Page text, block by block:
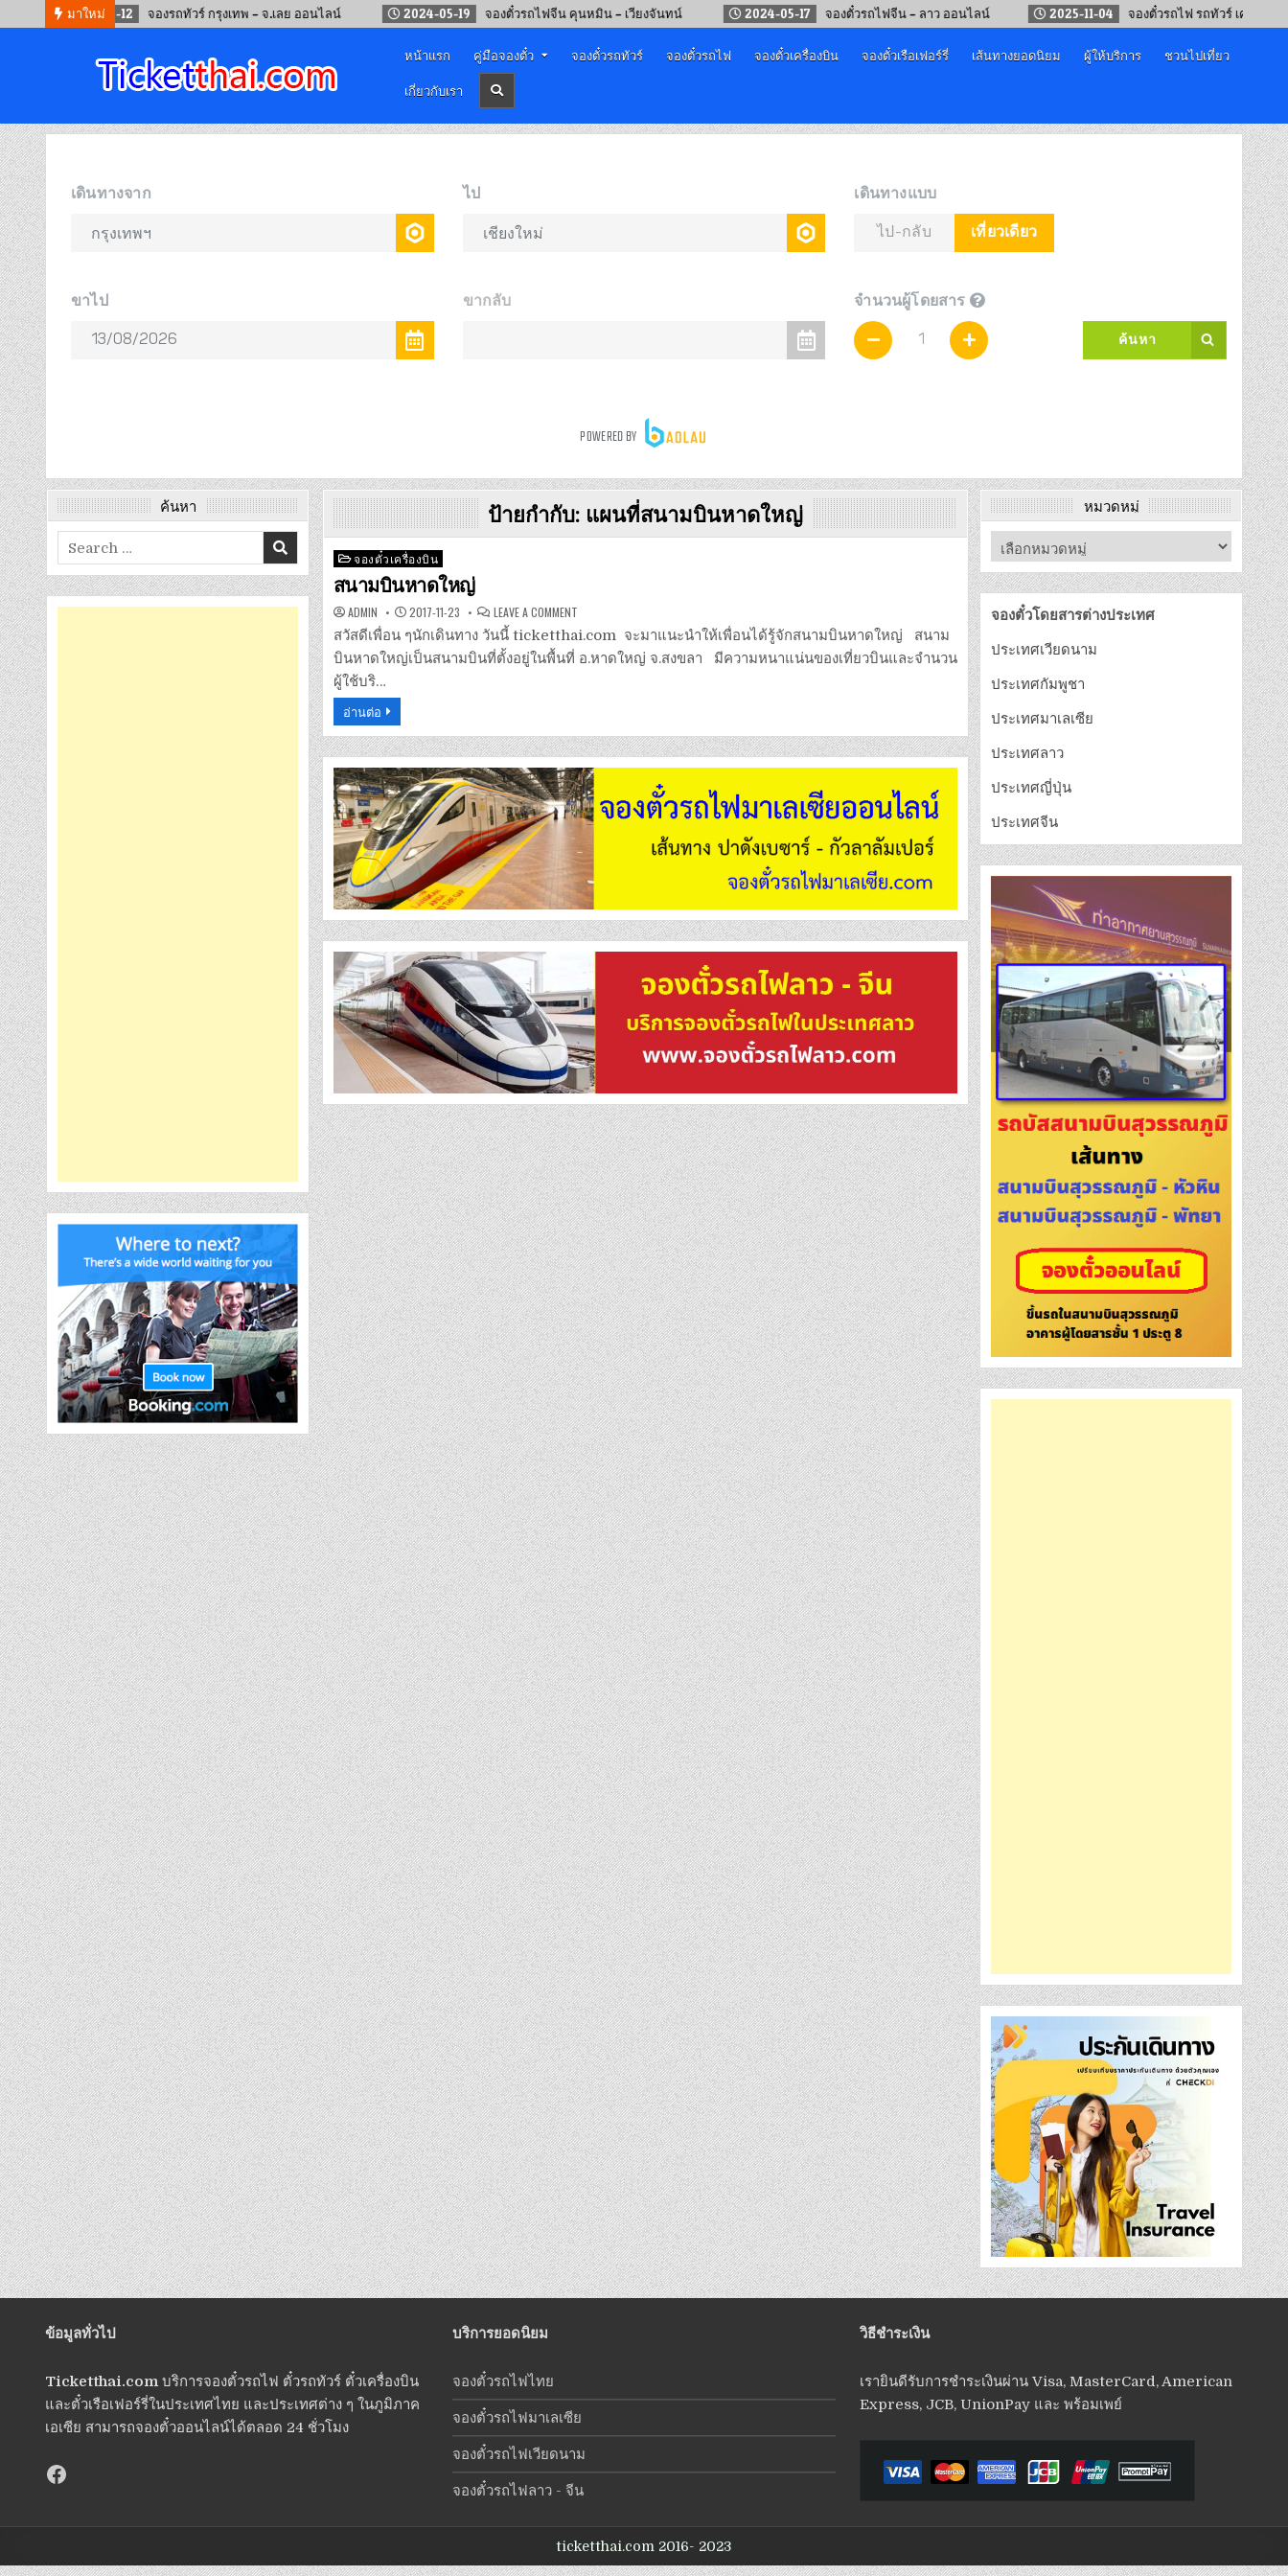
มาใหม่
2024-09-12 จองรถทัวร์ กรุงเทพ – จ.เลย ออนไลน์ 2024-05-19 จองตั๋วรถไฟจีน คุนหมิน – เวียงจันทน์ 2024-05-17 จองตั๋วรถไฟจีน – ลาว ออนไลน์ 2025-11-04 จองตั๋วรถไฟ รถทัวร์ เครื่องบิน “เทศก
จองตั๋วออนไลน์
หน้าแรก คู่มือจองตั๋ว จองตั๋วรถทัวร์ จองตั๋วรถไฟ จองตั๋วเครื่องบิน จองตั๋วเรือเฟอร์รี่ เส้นทางยอดนิยม ผู้ให้บริการ
ชวนไปเที่ยว
เกี่ยวกับเรา
ป้ายกำกับ: แผนที่สนามบินหาดใหญ่
Posted
in
จองตั๋วเครื่องบิน
สนามบินหาดใหญ่
ADMIN 2017-11-23 LEAVE A COMMENTON
บิน
หาดใหญ่
สวัสดีเพื่อน ๆนักเดินทาง วันนี้ ticketthai.com จะมาแนะนำให้เพื่อนได้รู้จักสนามบินหาดใหญ่ สนาม
บินหาดใหญ่เป็นสนามบินที่ตั้งอยู่ในพื้นที่ อ.หาดใหญ่ จ.สงขลา มีความหนาแน่นของเที่ยวบินและจำนวน
ผู้ใช้บริ…
อ่านต่อ
ค้นหา
Search
for:
หมวดหมู่
จองตั๋วโดยสารต่างประเทศ
ประเทศเวียดนาม
ประเทศกัมพูชา
ประเทศมาเลเซีย
ประเทศลาว
ประเทศญี่ปุ่น
ประเทศจีน
ข้อมูลทั่วไป
Ticketthai.com บริการจองตั๋วรถไฟ ตั๋วรถทัวร์ ตั๋วเครื่องบิน
และตั๋วเรือเฟอร์รี่ในประเทศไทย และประเทศต่าง ๆ ในภูมิภาค
เอเซีย สามารถจองตั๋วออนไลน์ได้ตลอด 24 ชั่วโมง
บริการยอดนิยม
จองตั๋วรถไฟไทย
จองตั๋วรถไฟมาเลเซีย
จองตั๋วรถไฟเวียดนาม
จองตั๋วรถไฟลาว - จีน
วิธีชำระเงิน
เรายินดีรับการชำระเงินผ่าน Visa, MasterCard, American
Express, JCB, UnionPay และ พร้อมเพย์
ticketthai.com 2016- 2023